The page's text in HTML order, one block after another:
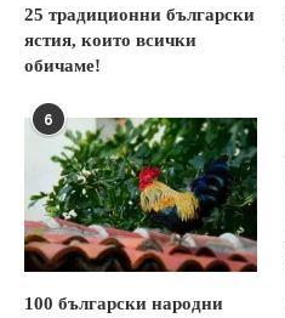
25 традиционни български
ястия, които всички
обичаме!
6
100 български народни